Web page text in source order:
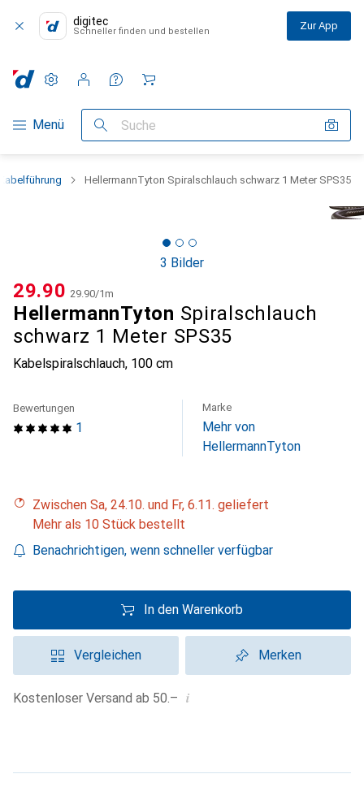
digitec
Schneller finden und bestellen Zur App
Navigation nach Kategorien
Menü Suche
Einstellungen
Kundenkonto
Vergleichslisten
Merklisten
Warenkorb
HellermannTyton Spiralschlauch schwarz 1 Meter SPS35
3 Bilder
HellermannTyton Spiralschlauch
schwarz 1 Meter SPS35
Kabelspiralschlauch, 100 cm
CHF
29.90 CHF
29.90/1m
1
Bewertungen Marke
Mehr von
HellermannTyton
Zwischen Sa, 24.10. und Fr, 6.11. geliefert
Mehr als 10 Stück bestellt
Benachrichtigen, wenn schneller verfügbar
In den Warenkorb
Vergleichen Merken
Kostenloser Versand ab 50.– i